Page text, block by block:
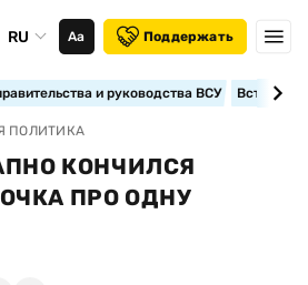
RU Аа Поддержать
и руководства ВСУ
ПОЛИТИКА
КОНЧИЛСЯ
ПРО ОДНУ